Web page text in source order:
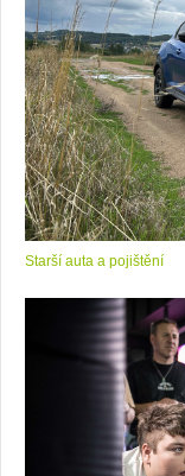
Starší auta a pojištění